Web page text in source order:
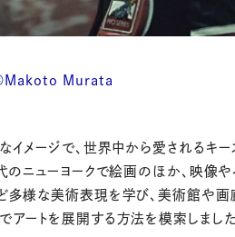
Murata
イメージで、世界中から愛されるキー
のニューヨークで絵画のほか、映像や
ど多様な美術表現を学び、美術館や
アートを展開する方法を模索しました